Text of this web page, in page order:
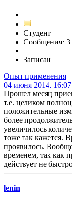
Студент
Сообщения: 3
Записан
Опыт применения
04 июня 2014,
Прошел месяц
т.е. целиком
положительные
более
увеличилось
тоже так кажется.
проявилось.
временем, так как
действует не
lenin